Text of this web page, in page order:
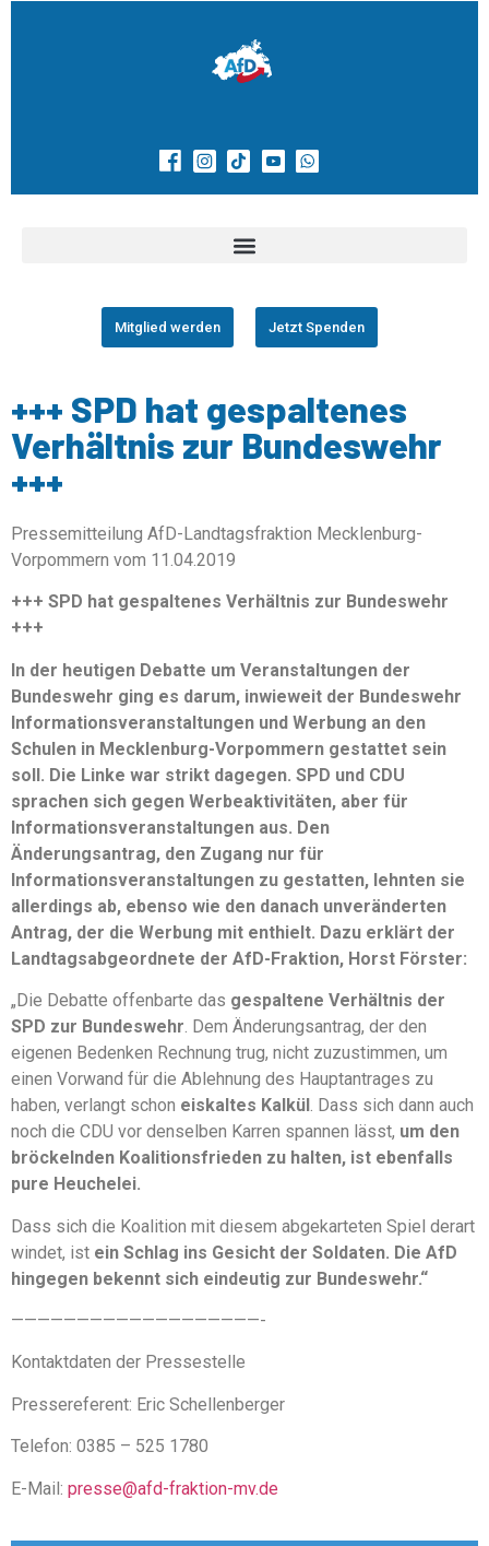
Mitglied werden Jetzt Spenden
+++ SPD hat gespaltenes
Verhältnis zur Bundeswehr
+++
Pressemitteilung AfD-Landtagsfraktion Mecklenburg-
Vorpommern vom 11.04.2019
+++ SPD hat gespaltenes Verhältnis zur Bundeswehr
+++
In der heutigen Debatte um Veranstaltungen der
Bundeswehr ging es darum, inwieweit der Bundeswehr
Informationsveranstaltungen und Werbung an den
Schulen in Mecklenburg-Vorpommern gestattet sein
soll. Die Linke war strikt dagegen. SPD und CDU
sprachen sich gegen Werbeaktivitäten, aber für
Informationsveranstaltungen aus. Den
Änderungsantrag, den Zugang nur für
Informationsveranstaltungen zu gestatten, lehnten sie
allerdings ab, ebenso wie den danach unveränderten
Antrag, der die Werbung mit enthielt. Dazu erklärt der
Landtagsabgeordnete der AfD-Fraktion, Horst Förster:
„Die Debatte offenbarte das gespaltene Verhältnis der
SPD zur Bundeswehr. Dem Änderungsantrag, der den
eigenen Bedenken Rechnung trug, nicht zuzustimmen, um
einen Vorwand für die Ablehnung des Hauptantrages zu
haben, verlangt schon eiskaltes Kalkül . Dass sich dann auch
noch die CDU vor denselben Karren spannen lässt, um den
bröckelnden Koalitionsfrieden zu halten, ist ebenfalls
pure Heuchelei.
Dass sich die Koalition mit diesem abgekarteten Spiel derart
windet, ist ein Schlag ins Gesicht der Soldaten. Die AfD
hingegen bekennt sich eindeutig zur Bundeswehr.“
———————————————————-
Kontaktdaten der Pressestelle
Pressereferent: Eric Schellenberger
Telefon: 0385 – 525 1780
E-Mail: presse@afd-fraktion-mv.de